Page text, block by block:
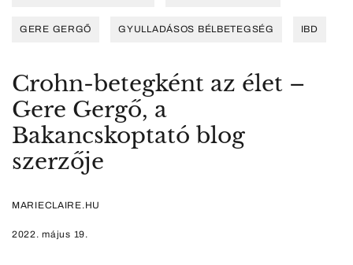
GERE GERGŐ GYULLADÁSOS BÉLBETEGSÉG IBD
Crohn-betegként az élet –
Gere Gergő, a
Bakancskoptató blog
szerzője
MARIECLAIRE.HU
2022. május 19.